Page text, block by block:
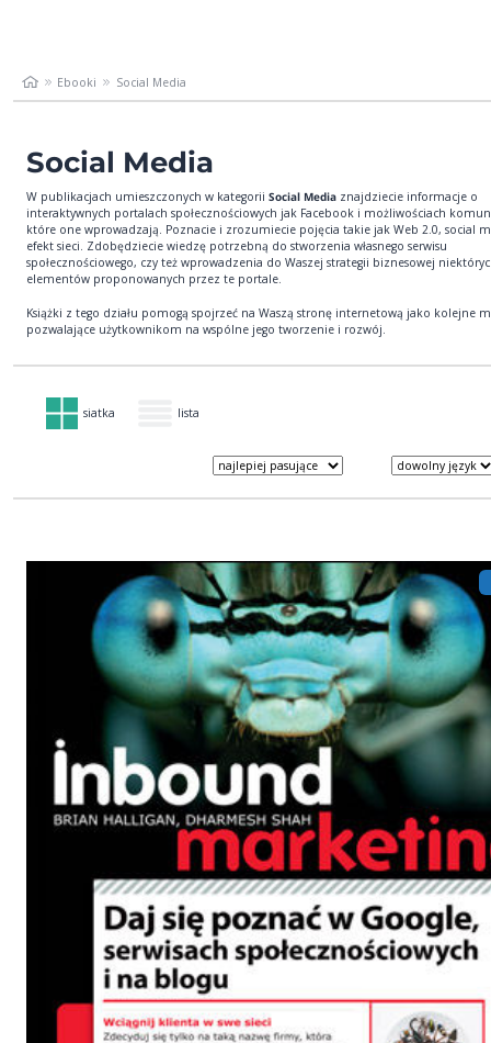
Ebooki Social Media
Social Media
W publikacjach umieszczonych w kategorii Social Media znajdziecie informacje o
interaktywnych portalach społecznościowych jak Facebook i możliwościach
które one wprowadzają. Poznacie i zrozumiecie pojęcia takie jak Web 2.0, social
efekt sieci. Zdobędziecie wiedzę potrzebną do stworzenia własnego serwisu
społecznościowego, czy też wprowadzenia do Waszej strategii biznesowej
elementów proponowanych przez te portale.
Książki z tego działu pomogą spojrzeć na Waszą stronę internetową jako kolejne
pozwalające użytkownikom na wspólne jego tworzenie i rozwój.
siatka lista